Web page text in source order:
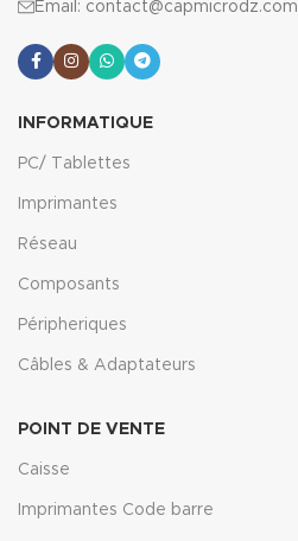
Email: contact@capmicrodz.com
INFORMATIQUE
PC/ Tablettes
Imprimantes
Réseau
Composants
Péripheriques
Câbles & Adaptateurs
POINT DE VENTE
Caisse
Imprimantes Code barre